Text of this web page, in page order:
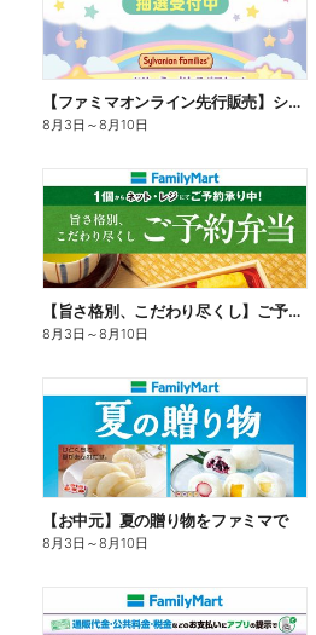
【ファミマオンライン先行販売】シルバニアファミリー
8月3日 ～8月10日
【旨さ格別、こだわり尽くし】ご予約弁当
8月3日 ～8月10日
【お中元】夏の贈り物をファミマで
8月3日 ～8月10日